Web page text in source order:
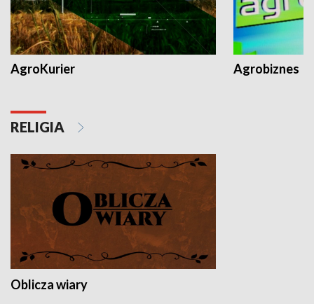
AgroKurier Agrobiznes
RELIGIA
Oblicza wiary